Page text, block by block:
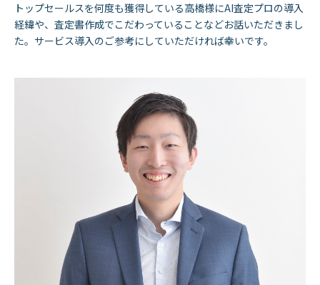
トップセールスを何度も獲得している高橋様にAI査定プロの導入
経緯や、査定書作成でこだわっていることなどお話いただきまし
た。サービス導入のご参考にしていただければ幸いです。